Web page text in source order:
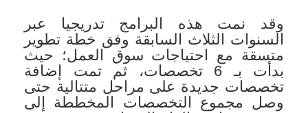
وقد نمت هذه البرامج تدريجيا عبر
السنوات الثلاث السابقة وفق خطة تطوير
متسقة مع احتياجات سوق العمل؛ حيث
بدأت بـ 6 تخصصات، ثم تمت إضافة
تخصصات جديدة على مراحل متتالية حتى
وصل مجموع التخصصات المخططة إلى